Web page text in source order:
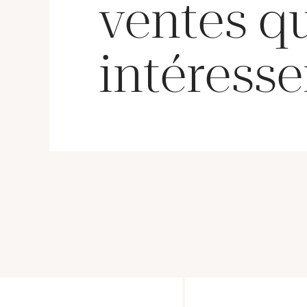
ventes